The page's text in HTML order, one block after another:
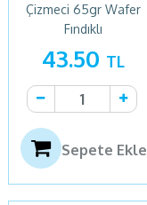
Çizmeci 65gr Wafer
Fındıklı
43.50 TL
Sepete Ekle